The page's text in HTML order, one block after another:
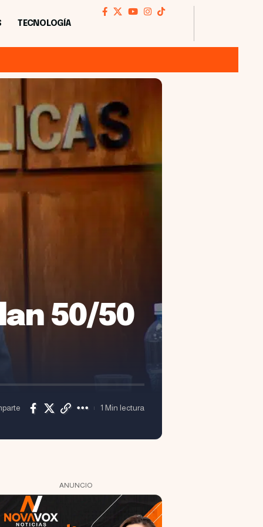
TECNOLOGÍA
50/50
1 Min lectura
ANUNCIO